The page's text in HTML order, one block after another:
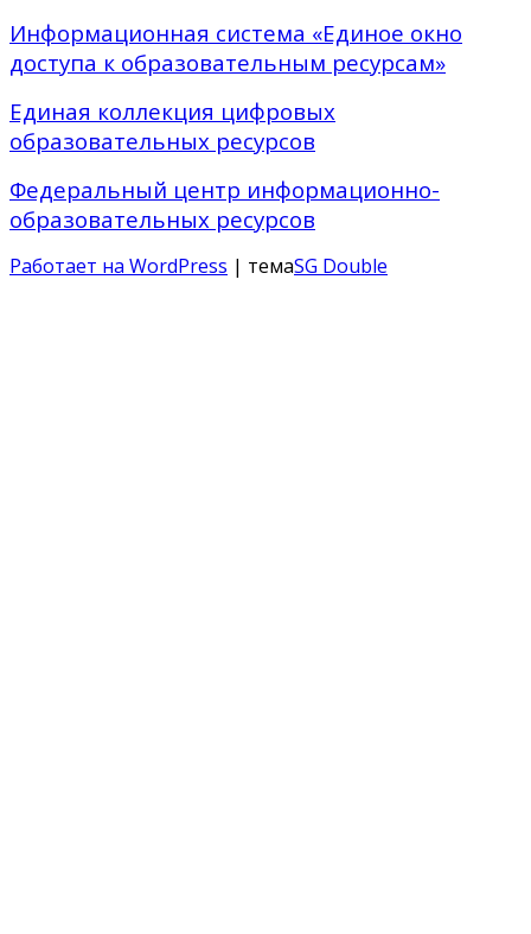
Информационная система «Единое окно
доступа к образовательным ресурсам»
Единая коллекция цифровых
образовательных ресурсов
Федеральный центр информационно-
образовательных ресурсов
Работает на WordPress | темаSG Double